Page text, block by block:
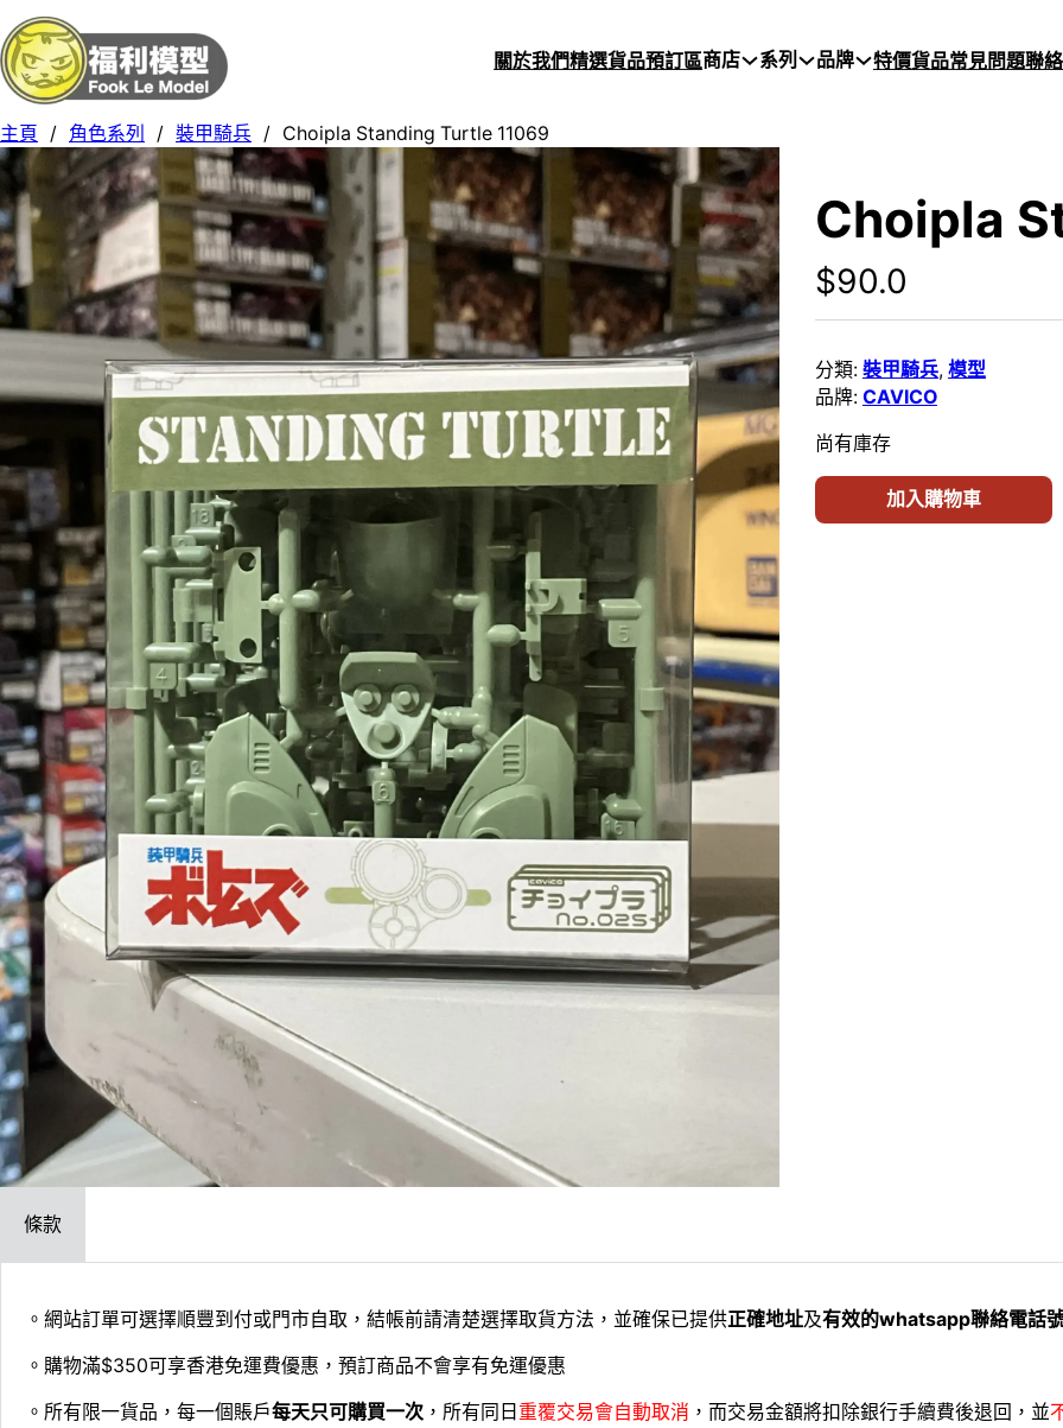
關於我們精選貨品預訂區商店 系列 品牌 特價貨品常見問題聯
主頁 / 角色系列 / 裝甲騎兵 / Choipla Standing Turtle 11069
Choipla
$90.0
分類: 裝甲騎兵, 模型
品牌: CAVICO
尚有庫存
加入購物車
條款
。網站訂單可選擇順豐到付或門市自取，結帳前請清楚選擇取貨方法，並確保已提供正確地址及有效的whatsapp聯絡電話
。購物滿$350可享香港免運費優惠，預訂商品不會享有免運優惠
。所有限一貨品，每一個賬戶每天只可購買一次 ，所有同日 重覆交易會自動取消 ，而交易金額將扣除銀行手續費後退回，並